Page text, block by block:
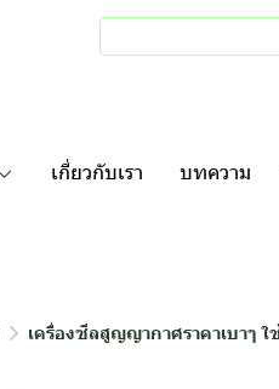
เกี่ยวกับเรา บทความ
เครื่องซีลสูญญากาศราคาเบาๆ ใ